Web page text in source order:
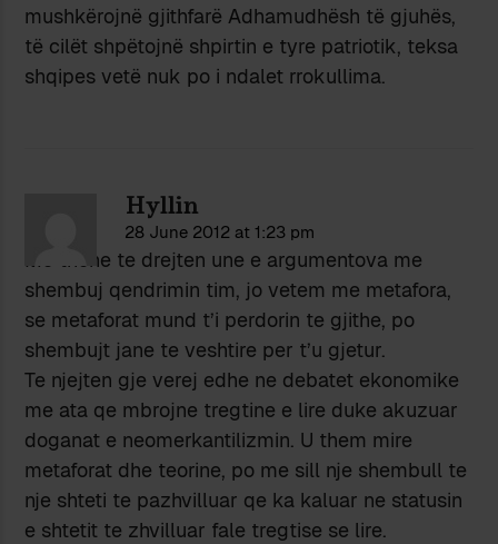
mushkërojnë gjithfarë Adhamudhësh të gjuhës,
të cilët shpëtojnë shpirtin e tyre patriotik, teksa
shqipes vetë nuk po i ndalet rrokullima.
Hyllin
28 June 2012 at 1:23 pm
Me thene te drejten une e argumentova me
shembuj qendrimin tim, jo vetem me metafora,
se metaforat mund t’i perdorin te gjithe, po
shembujt jane te veshtire per t’u gjetur.
Te njejten gje verej edhe ne debatet ekonomike
me ata qe mbrojne tregtine e lire duke akuzuar
doganat e neomerkantilizmin. U them mire
metaforat dhe teorine, po me sill nje shembull te
nje shteti te pazhvilluar qe ka kaluar ne statusin
e shtetit te zhvilluar fale tregtise se lire.